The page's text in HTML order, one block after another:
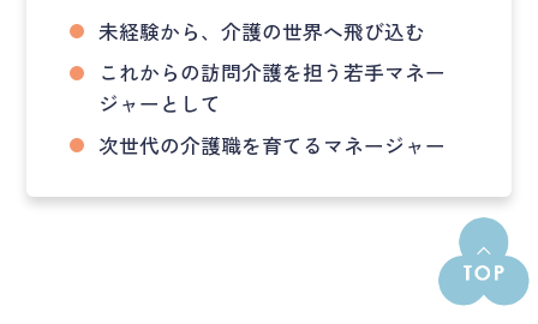
未経験から、介護の世界へ飛び込む
これからの訪問介護を担う若手マネー
ジャーとして
次世代の介護職を育てるマネージャー